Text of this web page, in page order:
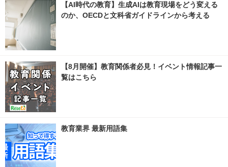
【AI時代の教育】生成AIは教育現場をどう変える
のか、OECDと文科省ガイドラインから考える
【8月開催】教育関係者必見！イベント情報記事一
覧はこちら
教育業界 最新用語集